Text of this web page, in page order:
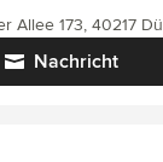
Nachricht
Allee 173, 40217